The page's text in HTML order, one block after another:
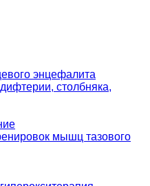
энцефалита
столбняка,
мышц тазового